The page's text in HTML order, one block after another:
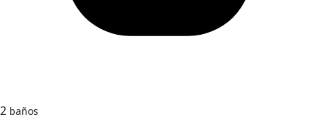
2 baños